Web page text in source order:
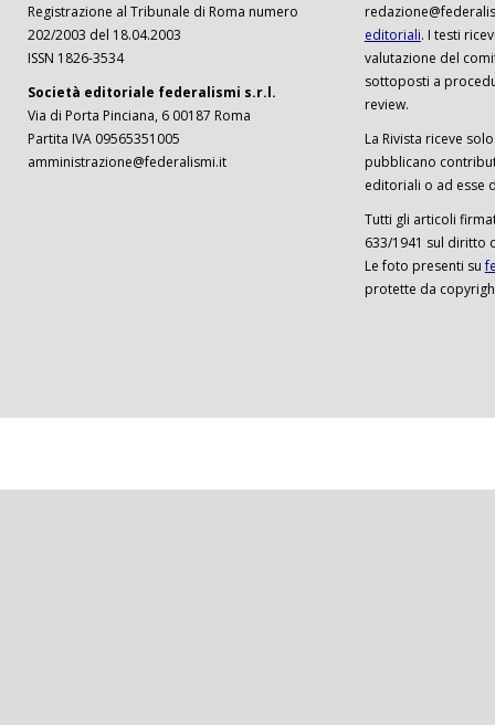
Registrazione al Tribunale di Roma numero
202/2003 del 18.04.2003
ISSN 1826-3534
Società editoriale federalismi s.r.l.
Via di Porta Pinciana, 6 00187 Roma
Partita IVA 09565351005
amministrazione@federalismi.it
editoriali. I testi
valutazione del
sottoposti a
review.
La Rivista riceve
pubblicano
editoriali o ad esse
Tutti gli articoli
633/1941 sul diritto
Le foto presenti su
protette da